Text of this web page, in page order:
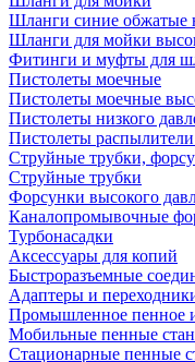
Шланги синие
Шланги для мойки
Фитинги и муфты для
Пистолеты моечные
Пистолеты моечные
Пистолеты низкого
Пистолеты
Струйные трубки,
Струйные трубки
Форсунки высокого
Каналопромывочные
Турбонасадки
Аксессуары для копий
Быстроразъемные
Адаптеры и
Промышленное пенное
Мобильные пенные
Стационарные пенные